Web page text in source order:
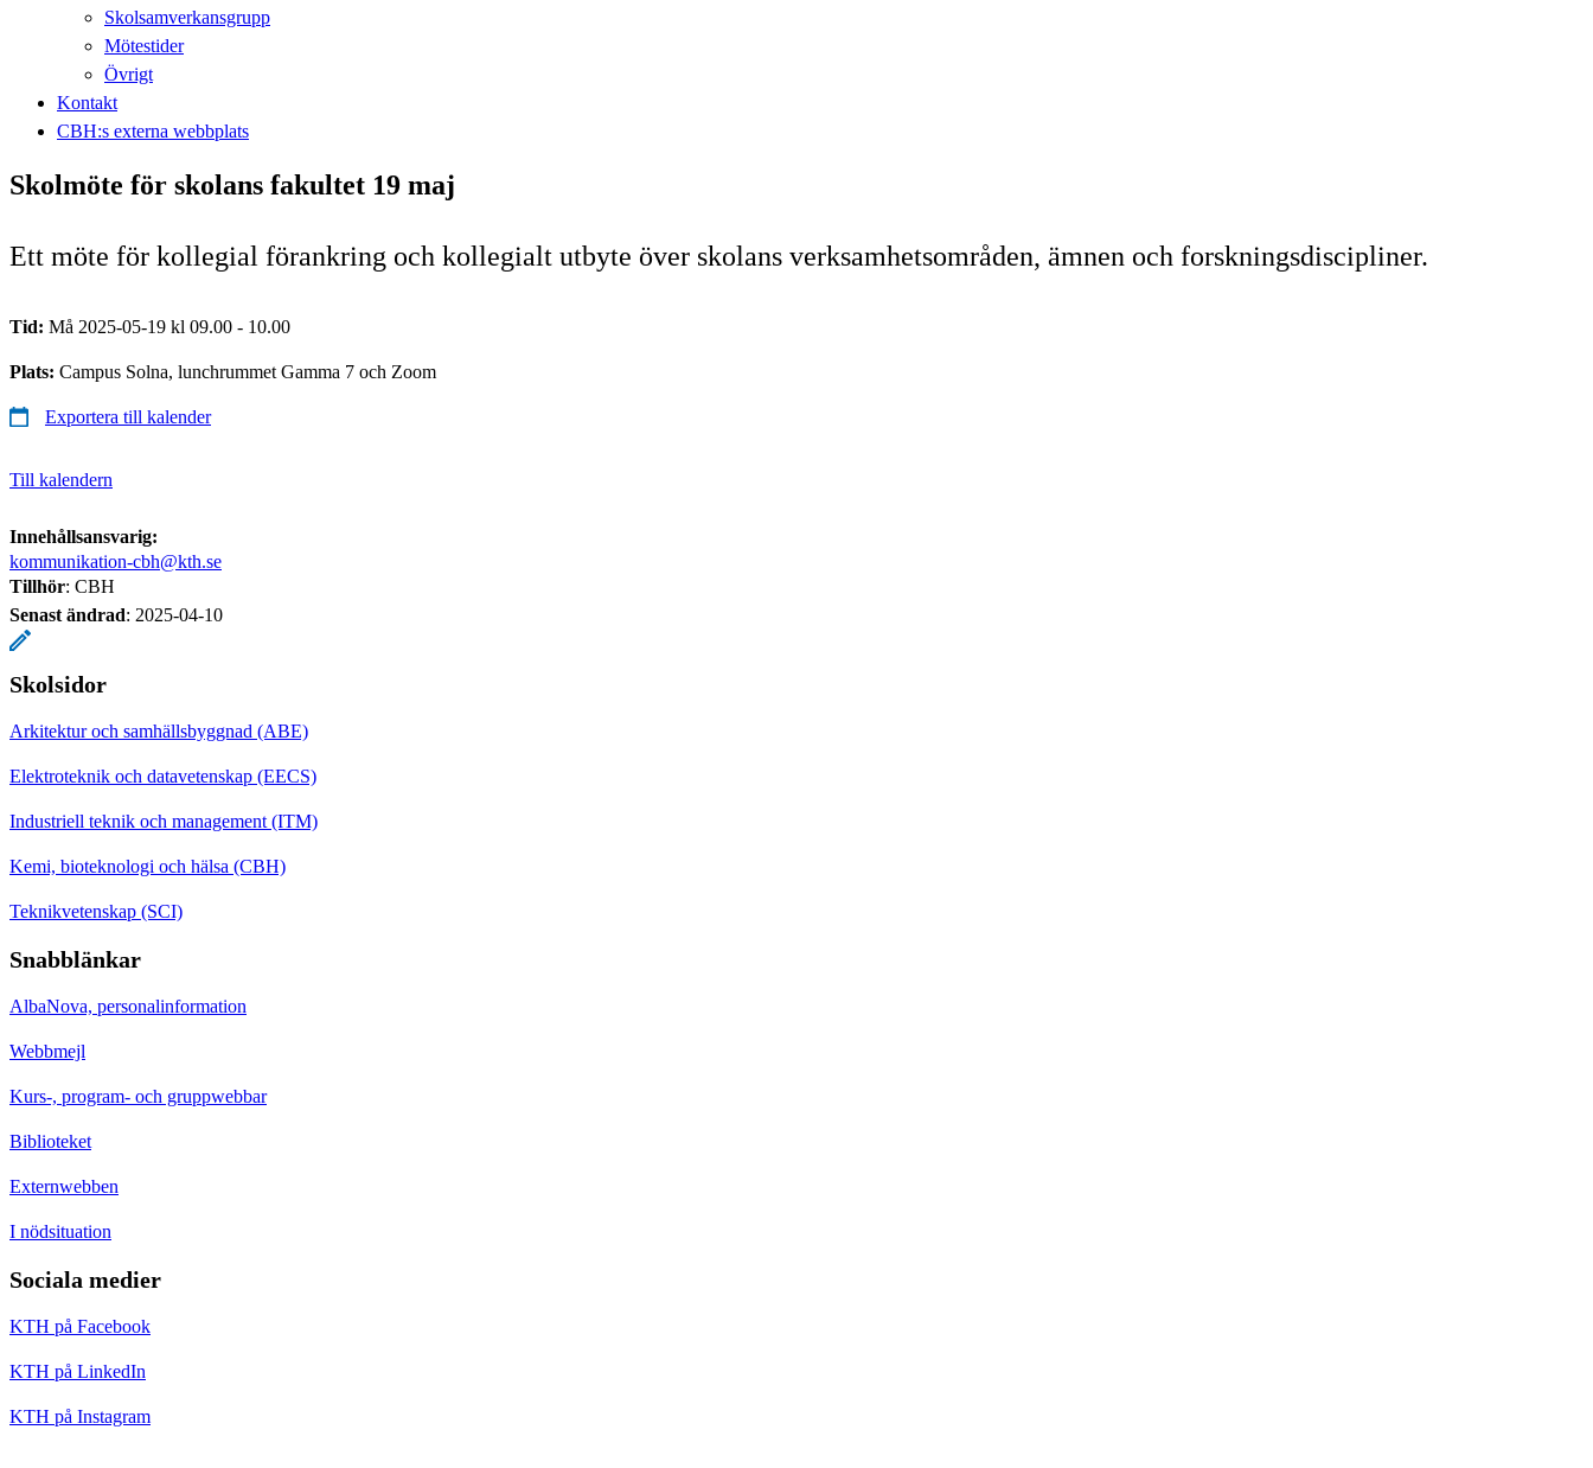
Skolsamverkansgrupp
Mötestider
Övrigt
Kontakt
CBH:s externa webbplats
Skolmöte för skolans fakultet 19 maj
Ett möte för kollegial förankring och kollegialt utbyte över skolans verksamhetsområden, ämnen och forskningsdiscipliner.
Tid: Må 2025-05-19 kl 09.00 - 10.00
Plats: Campus Solna, lunchrummet Gamma 7 och Zoom
Exportera till kalender
Till kalendern
Innehållsansvarig:
kommunikation-cbh@kth.se
Tillhör: CBH
Senast ändrad: 2025-04-10
Skolsidor
Arkitektur och samhällsbyggnad (ABE)
Elektroteknik och datavetenskap (EECS)
Industriell teknik och management (ITM)
Kemi, bioteknologi och hälsa (CBH)
Teknikvetenskap (SCI)
Snabblänkar
AlbaNova, personalinformation
Webbmejl
Kurs-, program- och gruppwebbar
Biblioteket
Externwebben
I nödsituation
Sociala medier
KTH på Facebook
KTH på LinkedIn
KTH på Instagram